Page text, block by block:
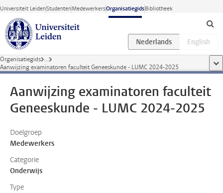
Ga direct naar de inhoud
Universiteit LeidenStudentenMedewerkersOrganisatiegidsBibliotheek
Organisatiegids ...
Aanwijzing examinatoren faculteit Geneeskunde - LUMC 2024-2025
Aanwijzing examinatoren faculteit
Geneeskunde - LUMC 2024-2025
Doelgroep
Medewerkers
Categorie
Onderwijs
Type